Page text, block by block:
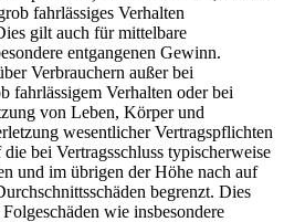
fahrlässiges Verhalten
gilt auch für mittelbare
entgangenen Gewinn.
Verbrauchern außer bei
fahrlässigem Verhalten oder bei
von Leben, Körper und
wesentlicher Vertragspflichten
bei Vertragsschluss typischerweise
und im übrigen der Höhe nach auf
begrenzt. Dies
wie insbesondere